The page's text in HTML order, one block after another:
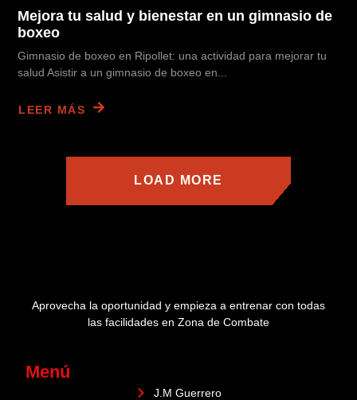
Mejora tu salud y bienestar en un gimnasio de
boxeo
Gimnasio de boxeo en Ripollet: una actividad para mejorar tu
salud Asistir a un gimnasio de boxeo en...
LEER MÁS
LOAD MORE
Aprovecha la oportunidad y empieza a entrenar con todas
las facilidades en Zona de Combate
Menú
J.M Guerrero